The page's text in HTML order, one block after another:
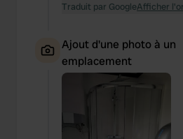
Traduit par GoogleAfficher
Ajout d'une photo à un
emplacement